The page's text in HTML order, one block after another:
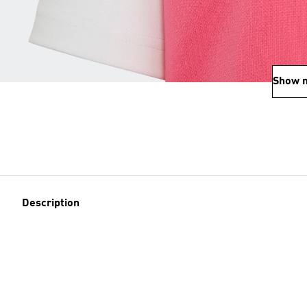
Show
Description